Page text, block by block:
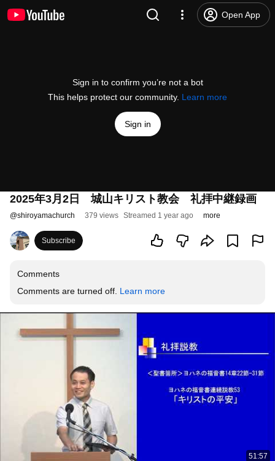
Open App
Sign in to confirm you’re not a bot
This helps protect our community. Learn more
Sign in
2025年3月2日 城山キリスト教会 礼拝中継録画
@shiroyamachurch 379 views Streamed 1 year ago more
Subscribe
Comments
Comments are turned off. Learn more
51:57